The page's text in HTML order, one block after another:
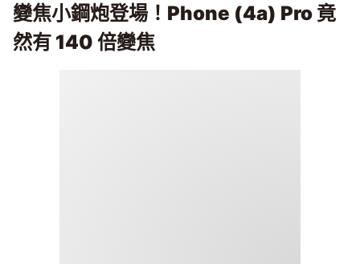
變焦小鋼炮登場！Phone (4a) Pro 竟
然有 140 倍變焦